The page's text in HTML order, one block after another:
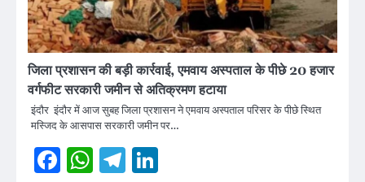
जिला प्रशासन की बड़ी कार्रवाई, एमवाय अस्पताल के पीछे 20 हजार
वर्गफीट सरकारी जमीन से अतिक्रमण हटाया
इंदौर इंदौर में आज सुबह जिला प्रशासन ने एमवाय अस्पताल परिसर के पीछे स्थित
मस्जिद के आसपास सरकारी जमीन पर…
Facebook
WhatsApp
Telegram